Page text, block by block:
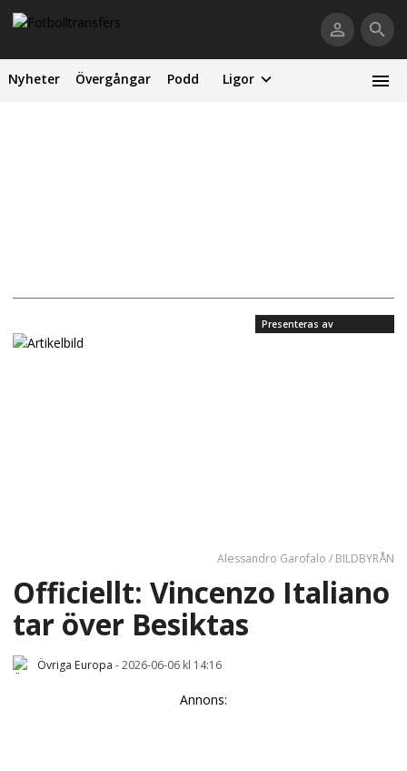
Nyheter Övergångar Podd Ligor
Presenteras av
Alessandro Garofalo / BILDBYRÅN
Officiellt: Vincenzo Italiano
tar över Besiktas
Övriga Europa -2026-06-06 kl 14:16
Annons: